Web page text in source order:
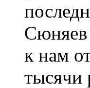
Сюняев
к нам
тысячи